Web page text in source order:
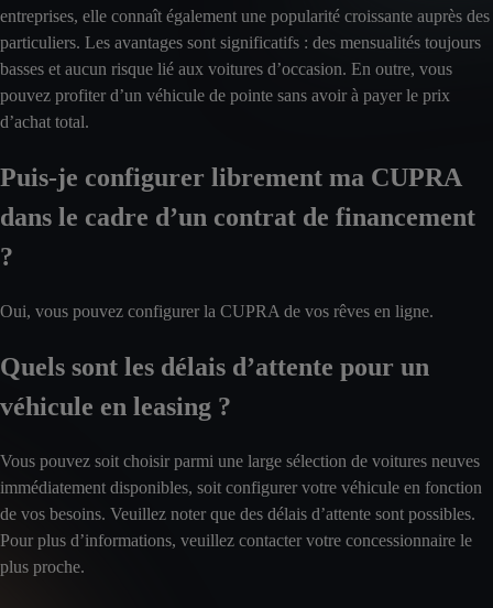
entreprises, elle connaît également une popularité croissante auprès des
particuliers. Les avantages sont significatifs : des mensualités toujours
basses et aucun risque lié aux voitures d’occasion. En outre, vous
pouvez profiter d’un véhicule de pointe sans avoir à payer le prix
d’achat total.
Puis-je configurer librement ma CUPRA
dans le cadre d’un contrat de financement
?
Oui, vous pouvez configurer la CUPRA de vos rêves en ligne.
Quels sont les délais d’attente pour un
véhicule en leasing ?
Vous pouvez soit choisir parmi une large sélection de voitures neuves
immédiatement disponibles, soit configurer votre véhicule en fonction
de vos besoins. Veuillez noter que des délais d’attente sont possibles.
Pour plus d’informations, veuillez contacter votre concessionnaire le
plus proche.